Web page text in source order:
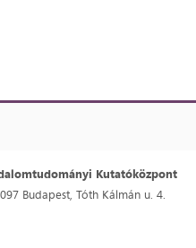
Kutatóközpont
Budapest, Tóth Kálmán u. 4.